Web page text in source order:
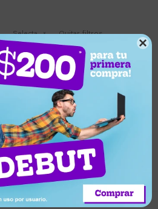

Selecta Quitar filtros
nuestro newsletter
novedades y más
Suscribirme